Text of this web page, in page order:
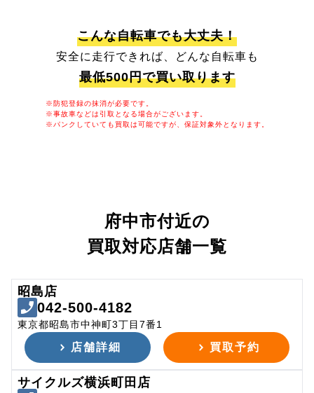
こんな自転車でも大丈夫！
安全に走行できれば、どんな自転車も
最低500円で買い取ります
※防犯登録の抹消が必要です。
※事故車などは引取となる場合がございます。
※パンクしていても買取は可能ですが、保証対象外となります。
府中市付近の
買取対応店舗一覧
昭島店
042-500-4182
東京都昭島市中神町3丁目7番1
店舗詳細 買取予約
サイクルズ横浜町田店